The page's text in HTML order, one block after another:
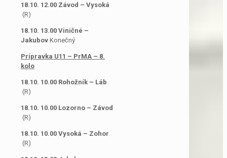
18.10. 12.00 Závod – Vysoká
(R)
18.10. 13.00 Viničné –
Jakubov Konečný
Prípravka U11 – PrMA – 8.
kolo
18.10. 10.00 Rohožník – Láb
(R)
18.10. 10.00 Lozorno – Závod
(R)
18.10. 10.00 Vysoká – Zohor
(R)